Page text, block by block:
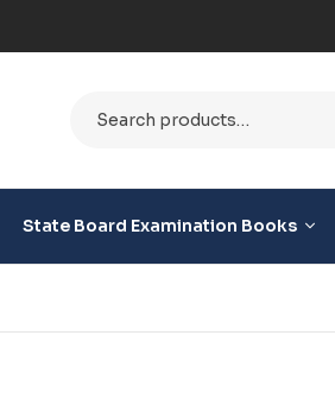
State Board Examination Books